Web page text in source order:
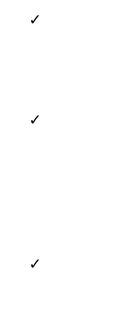
✓
✓
✓